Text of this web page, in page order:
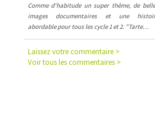
Comme d'habitude un super thème, de
images documentaires et une
abordable pour tous les cycle 1 et 2. "Tarte…
Laissez votre commentaire >
Voir tous les commentaires >